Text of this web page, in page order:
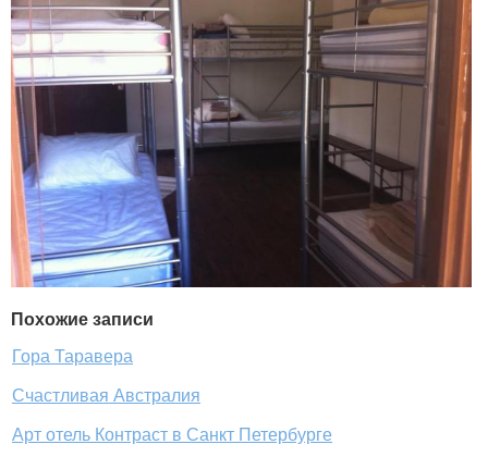
Похожие записи
Гора Таравера
Счастливая Австралия
Арт отель Контраст в Санкт Петербурге